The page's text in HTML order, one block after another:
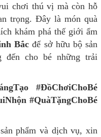
chơi thú vị mà còn hỗ
trọng. Đây là món quà
khám phá thế giới ẩm
Bắc để sở hữu bộ sản
đến cho bé những trải
#ĐồChơiChoBé
#QuàTặngChoBé
phẩm và dịch vụ, xin